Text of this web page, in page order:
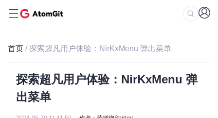
首页 / 探索超凡用户体验：NirKxMenu 弹出菜单
探索超凡用户体验：NirKxMenu 弹
出菜单